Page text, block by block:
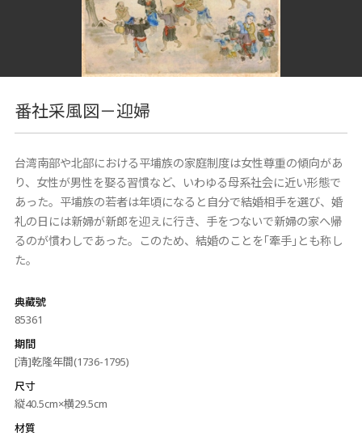
番社采風図－迎婦
台湾南部や北部における平埔族の家庭制度は女性尊重の傾向があ
り、女性が男性を娶る習慣など、いわゆる母系社会に近い形態で
あった。平埔族の若者は年頃になると自分で結婚相手を選び、婚
礼の日には新婦が新郎を迎えに行き、手をつないで新婦の家へ帰
るのが慣わしであった。このため、結婚のことを｢牽手｣とも称し
た。
典藏號
85361
期間
[清]乾隆年間(1736-1795)
尺寸
縦40.5cm×横29.5cm
材質